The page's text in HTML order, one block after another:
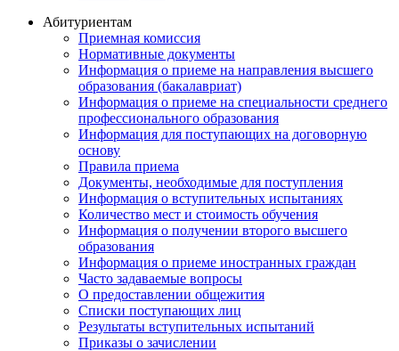
Абитуриентам
Приемная комиссия
Нормативные документы
Информация о приеме на направления высшего
образования (бакалавриат)
Информация о приеме на специальности среднего
профессионального образования
Информация для поступающих на договорную
основу
Правила приема
Документы, необходимые для поступления
Информация о вступительных испытаниях
Количество мест и стоимость обучения
Информация о получении второго высшего
образования
Информация о приеме иностранных граждан
Часто задаваемые вопросы
О предоставлении общежития
Списки поступающих лиц
Результаты вступительных испытаний
Приказы о зачислении